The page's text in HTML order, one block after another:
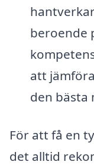
beroende
att
den bästa
För att få en
det alltid